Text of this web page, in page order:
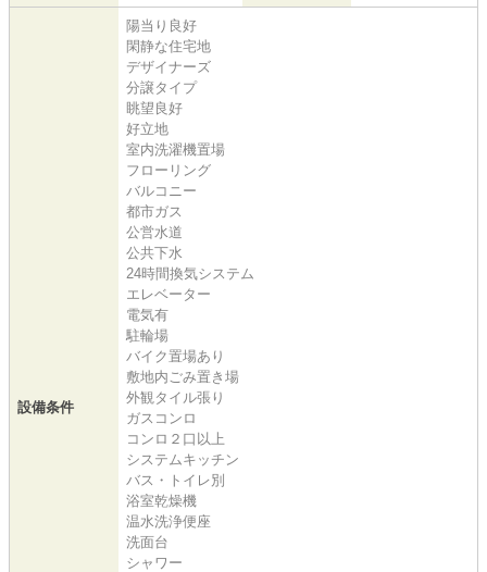
設備条件
陽当り良好
閑静な住宅地
デザイナーズ
分譲タイプ
眺望良好
好立地
室内洗濯機置場
フローリング
バルコニー
都市ガス
公営水道
公共下水
24時間換気システム
エレベーター
電気有
駐輪場
バイク置場あり
敷地内ごみ置き場
外観タイル張り
ガスコンロ
コンロ２口以上
システムキッチン
バス・トイレ別
浴室乾燥機
温水洗浄便座
洗面台
シャワー